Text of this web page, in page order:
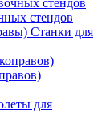
стендов
Станки для
для